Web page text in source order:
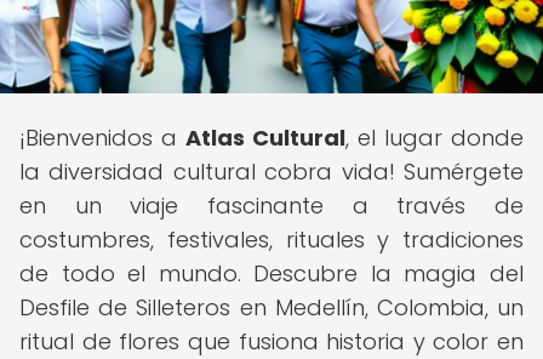
¡Bienvenidos a Atlas Cultural, el lugar donde
la diversidad cultural cobra vida! Sumérgete
en un viaje fascinante a través de
costumbres, festivales, rituales y tradiciones
de todo el mundo. Descubre la magia del
Desfile de Silleteros en Medellín, Colombia, un
ritual de flores que fusiona historia y color en